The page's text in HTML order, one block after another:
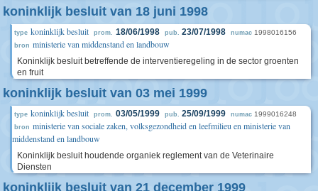
koninklijk besluit van 18 juni 1998
type koninklijk besluit prom. 18/06/1998 pub. 23/07/1998 numac 1998016156
bron ministerie van middenstand en landbouw
Koninklijk besluit betreffende de interventieregeling in de sector groenten
en fruit
koninklijk besluit van 03 mei 1999
type koninklijk besluit prom. 03/05/1999 pub. 25/09/1999 numac 1999016248
bron ministerie van sociale zaken, volksgezondheid en leefmilieu en ministerie van
middenstand en landbouw
Koninklijk besluit houdende organiek reglement van de Veterinaire
Diensten
koninklijk besluit van 21 december 1999